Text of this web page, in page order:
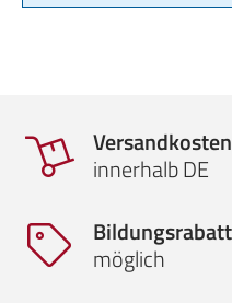
innerhalb DE
Bildungsrabatt
möglich